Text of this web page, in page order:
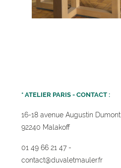
* ATELIER PARIS - CONTACT :
16-18 avenue Augustin Dumont
92240 Malakoff
01 49 66 21 47 -
contact@duvaletmauler.fr